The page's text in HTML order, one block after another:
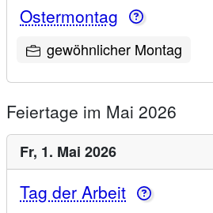
Ostermontag
gewöhnlicher Montag
Feiertage im Mai 2026
Fr, 1. Mai 2026
Tag der Arbeit